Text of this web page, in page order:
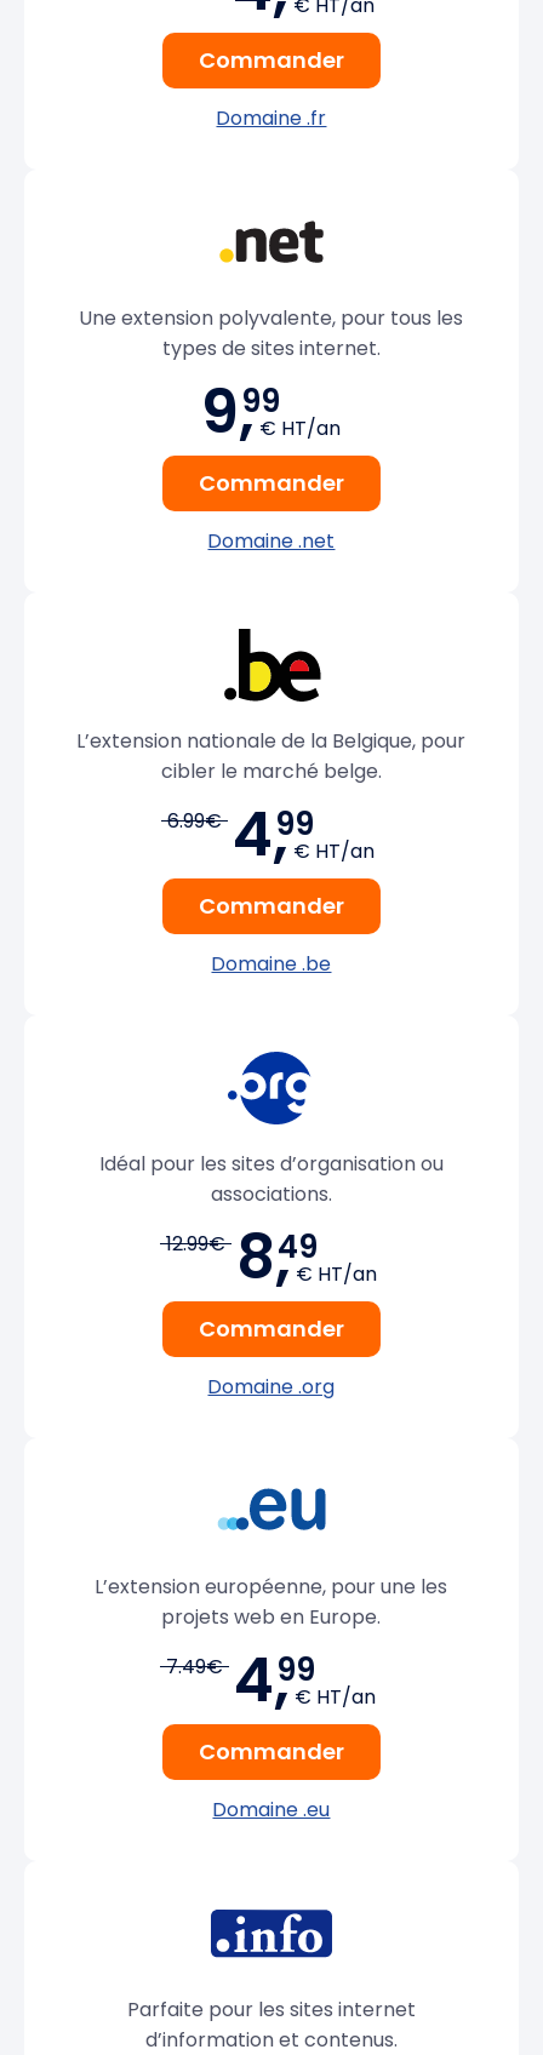
Commander
Domaine .fr
Une extension polyvalente, pour tous les
types de sites internet.
9,99
€ HT/an
Commander
Domaine .net
L’extension nationale de la Belgique, pour
cibler le marché belge.
6.99€ 4,99
€ HT/an
Commander
Domaine .be
Idéal pour les sites d’organisation ou
associations.
12.99€ 8,49
€ HT/an
Commander
Domaine .org
L’extension européenne, pour une les
projets web en Europe.
7.49€ 4,99
€ HT/an
Commander
Domaine .eu
Parfaite pour les sites internet
d’information et contenus.